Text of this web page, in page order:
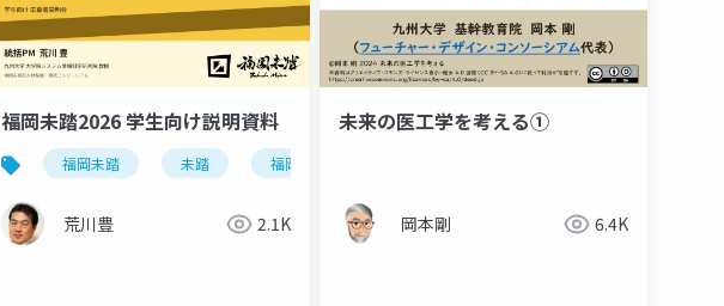
福岡未踏2026 学生向け説明資料
福岡未踏 未踏 福岡県
荒川豊 2.1K
未来の医工学を考える①
岡本剛 6.4K